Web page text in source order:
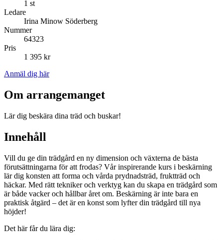
1 st
Ledare
Irina Minow Söderberg
Nummer
64323
Pris
1 395 kr
Anmäl dig här
Om arrangemanget
Lär dig beskära dina träd och buskar!
Innehåll
Vill du ge din trädgård en ny dimension och växterna de bästa
förutsättningarna för att frodas? Vår inspirerande kurs i beskärning
lär dig konsten att forma och vårda prydnadsträd, fruktträd och
häckar. Med rätt tekniker och verktyg kan du skapa en trädgård som
är både vacker och hållbar året om. Beskärning är inte bara en
praktisk åtgärd – det är en konst som lyfter din trädgård till nya
höjder!
Det här får du lära dig: